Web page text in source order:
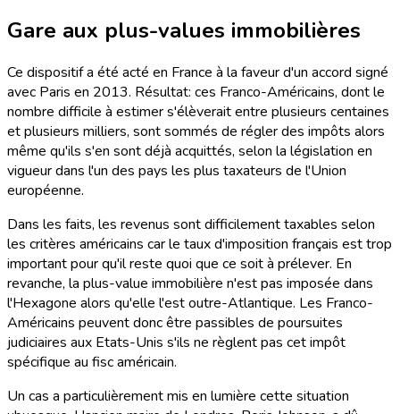
Gare aux plus-values immobilières
Ce dispositif a été acté en France à la faveur d'un accord signé
avec Paris en 2013. Résultat: ces Franco-Américains, dont le
nombre difficile à estimer s'élèverait entre plusieurs centaines
et plusieurs milliers, sont sommés de régler des impôts alors
même qu'ils s'en sont déjà acquittés, selon la législation en
vigueur dans l'un des pays les plus taxateurs de l'Union
européenne.
Dans les faits, les revenus sont difficilement taxables selon
les critères américains car le taux d'imposition français est trop
important pour qu'il reste quoi que ce soit à prélever. En
revanche, la plus-value immobilière n'est pas imposée dans
l'Hexagone alors qu'elle l'est outre-Atlantique. Les Franco-
Américains peuvent donc être passibles de poursuites
judiciaires aux Etats-Unis s'ils ne règlent pas cet impôt
spécifique au fisc américain.
Un cas a particulièrement mis en lumière cette situation